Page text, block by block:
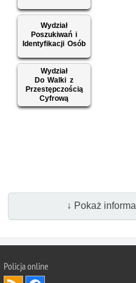
Wydział
Poszukiwań i
Identyfikacji Osób
Wydział
Do Walki z
Przestępczością
Cyfrową
↓ Pokaż
Policja online